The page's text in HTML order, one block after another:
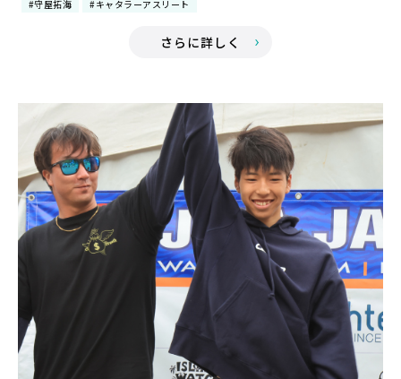
#守屋拓海 #キャタラーアスリート
さらに詳しく